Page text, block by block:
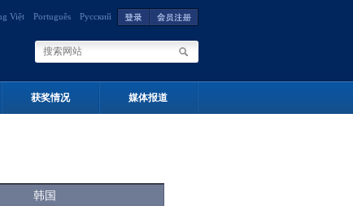
Việt Português Русский
获奖情况 媒体报道
韩国